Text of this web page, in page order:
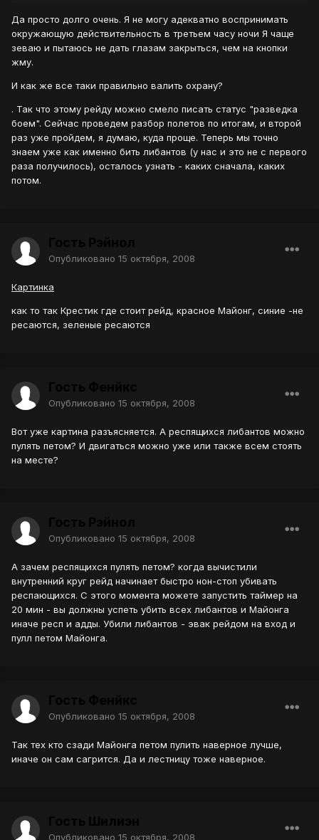
Да просто долго очень. Я не могу адекватно воспринимать
окружающую действительность в третьем часу ночи Я чаще
зеваю и пытаюсь не дать глазам закрыться, чем на кнопки
жму.
И как же все таки правильно валить охрану?
. Так что этому рейду можно смело писать статус "разведка
боем". Сейчас проведем разбор полетов по итогам, и второй
раз уже пройдем, я думаю, куда проще. Теперь мы точно
знаем уже как именно бить либантов (у нас и это не с первого
раза получилось), осталось узнать - каких сначала, каких
потом.
Опубликовано 15 октября, 2008
Картинка
как то так Крестик где стоит рейд, красное Майонг, синие -не
ресаются, зеленые ресаются
Опубликовано 15 октября, 2008
Вот уже картина разъясняется. А респящихся либантов можно
пулять петом? И двигаться можно уже или также всем стоять
на месте?
Опубликовано 15 октября, 2008
А зачем респящихся пулять петом? когда вычистили
внутренний круг рейд начинает быстро нон-стоп убивать
респающихся. С этого момента можете запустить таймер на
20 мин - вы должны успеть убить всех либантов и Майонга
иначе респ и адды. Убили либантов - эвак рейдом на вход и
пулл петом Майонга.
Опубликовано 15 октября, 2008
Так тех кто сзади Майонга петом пулить наверное лучше,
иначе он сам сагрится. Да и лестницу тоже наверное.
Опубликовано 15 октября, 2008